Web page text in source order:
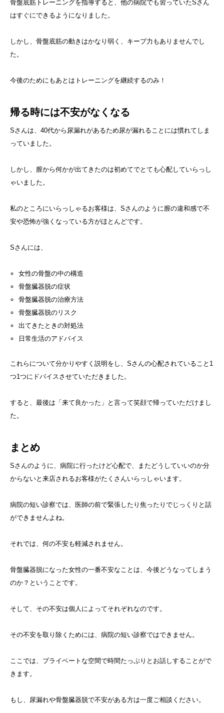
骨盤底筋トレーニングを指導すると、他の病院でも習っていたSさん
はすぐにできるようになりました。
しかし、骨盤底筋の動きはかなり弱く、キープ力もありませんでし
た。
今後のためにもあとはトレーニングを継続するのみ！
帰る時には不安がなくなる
Sさんは、40代から尿漏れがあるため尿が漏れることには慣れてしま
っていました。
しかし、膣から何かが出てきたのは初めてでとても心配していらっし
ゃいました。
私のところにいらっしゃるお客様は、Sさんのように膣の違和感で不
安や恐怖が強くなっている方がほとんどです。
Sさんには、
女性の骨盤の中の構造
骨盤臓器脱の症状
骨盤臓器脱の治療方法
骨盤臓器脱のリスク
出てきたときの対処法
日常生活のアドバイス
これらについて分かりやすく説明をし、Sさんの心配されていること1
つ1つにドバイスさせていただきました。
すると、最後は「来て良かった」と言って笑顔で帰っていただけまし
た。
まとめ
Sさんのように、病院に行ったけど心配で、またどうしていいのか分
からないと来店されるお客様がたくさんいらっしゃいます。
病院の短い診察では、医師の前で緊張したり焦ったりでじっくりと話
ができませんよね。
それでは、何の不安も軽減されません。
骨盤臓器脱になった女性の一番不安なことは、今後どうなってしまう
のか？ということです。
そして、その不安は個人によってそれぞれなのです。
その不安を取り除くためには、病院の短い診察ではできません。
ここでは、プライベートな空間で時間たっぷりとお話しすることがで
きます。
もし、尿漏れや骨盤臓器脱で不安がある方は一度ご相談ください。